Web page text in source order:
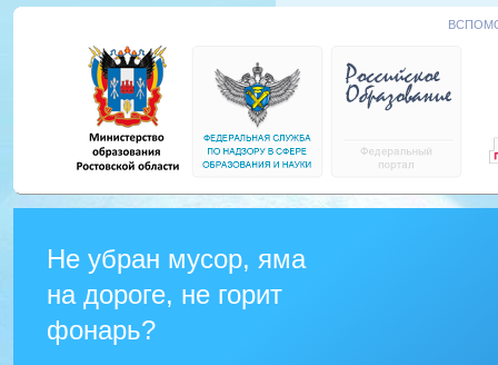
Не убран мусор, яма
на дороге, не горит
фонарь?